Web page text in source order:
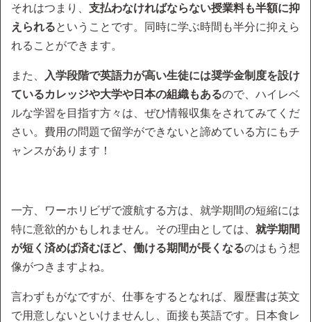
それはつまり、 支払わなければならない授業料も半額に抑
えられるということです。同時に学ぶ時間も半分に抑えら
れることができます。
また、
入学段階で英語力が高い生徒には奨学金制度を設け
ているカレッジや大学や日本の組織もあるので、ハイレベ
ルな学習を目指す方々は、ぜひ情報収集をされてみてくだ
さい。費用の問題で留学ができないと諦めている方にもチ
ャンスがあります！
一方、ワーホリビザで渡航する方は、就学期間の短縮には
特に意欲的かもしれません。その理由としては、 就学期間
が短く済めば済むほど、働ける期間が長くなるのはもう想
像がつきますよね。
言わずもがなですが、仕事をするとなれば、履歴書は英文
で用意しないといけませんし、面接も英語です。日本食レ